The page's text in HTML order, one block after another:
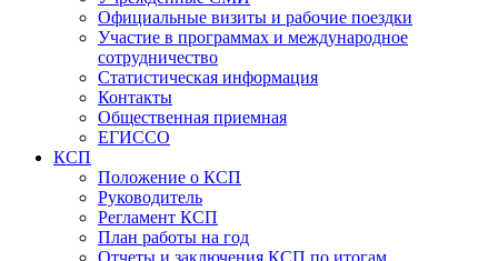
Официальные визиты и рабочие поездки
Участие в программах и международное
сотрудничество
Статистическая информация
Контакты
Общественная приемная
ЕГИССО
КСП
Положение о КСП
Руководитель
Регламент КСП
План работы на год
Отчеты и заключения КСП по итогам